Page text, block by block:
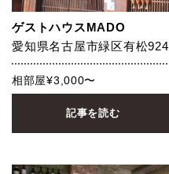
ゲストハウスMADO
​愛知県名古屋市緑区有松924
相部屋¥3,000〜
記事を読む